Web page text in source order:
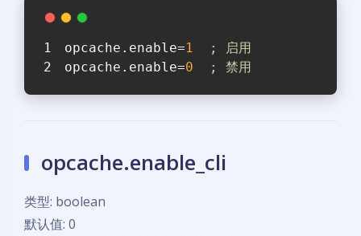
opcache.enable=1
; 启用
opcache.enable=0 ; 禁用
opcache.enable_cli
类型: boolean
默认值: 0